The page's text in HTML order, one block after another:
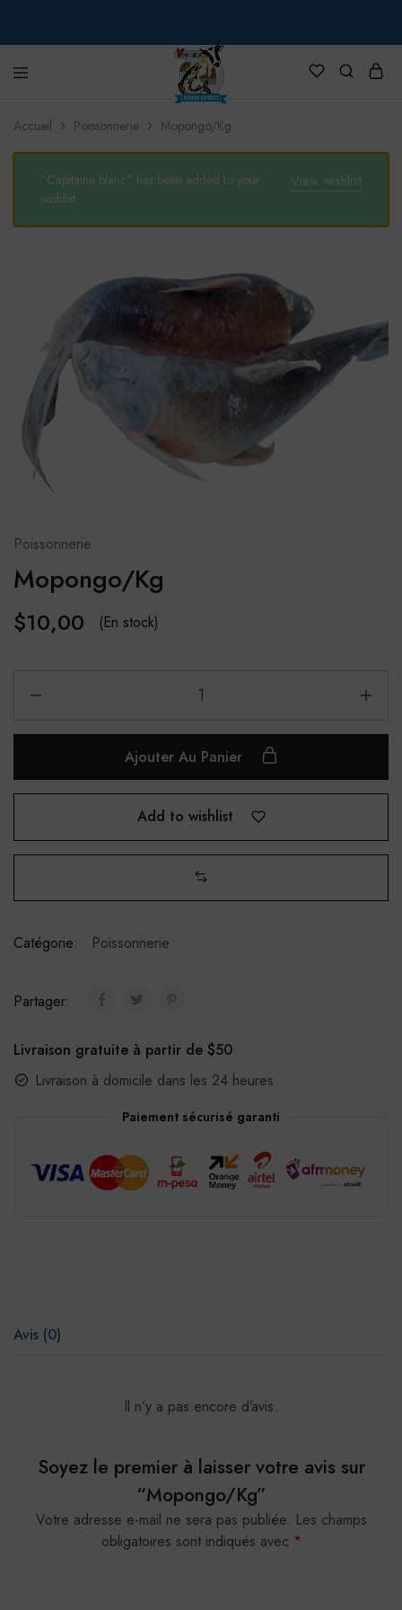
Accueil Poissonnerie Mopongo/Kg
View wishlist
“Capitaine blanc” has been added to your
wishlist
Poissonnerie
Mopongo/Kg
$10,00 (En stock)
Ajouter Au Panier
Add to wishlist
Catégorie: Poissonnerie
Partager:
Livraison gratuite à partir de $50
Livraison à domicile dans les 24 heures
Paiement sécurisé garanti
Avis (0)
Il n’y a pas encore d’avis.
Soyez le premier à laisser votre avis sur
“Mopongo/Kg”
Votre adresse e-mail ne sera pas publiée. Les champs
obligatoires sont indiqués avec *